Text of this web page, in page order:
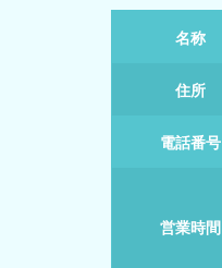
名称
住所
電話番号
営業時間